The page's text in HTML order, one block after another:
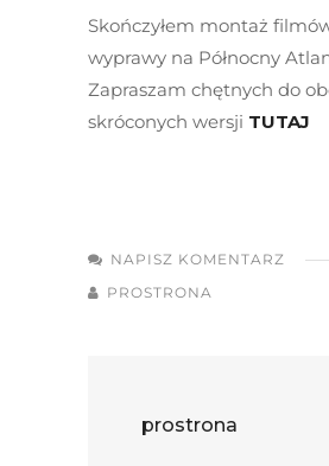
Skończyłem montaż
wyprawy na Północny
Zapraszam chętnych do
skróconych wersji TUTAJ
NAPISZ KOMENTARZ
PROSTRONA
prostrona